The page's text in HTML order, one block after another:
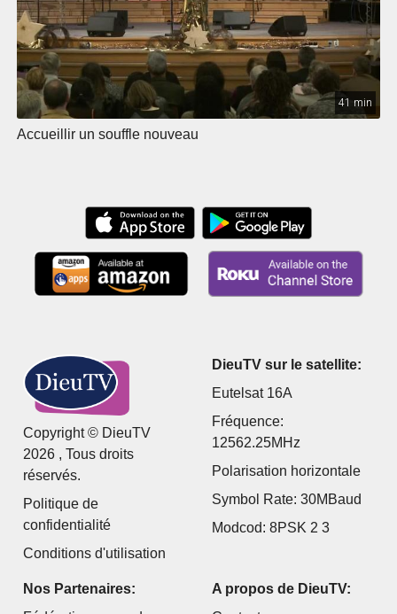
41 min
Accueillir un souffle nouveau
Copyright © DieuTV
2026 , Tous droits
réservés.
Politique de
confidentialité
Conditions d'utilisation
DieuTV sur le satellite:
Eutelsat 16A
Fréquence:
12562.25MHz
Polarisation horizontale
Symbol Rate: 30MBaud
Modcod: 8PSK 2 3
Nos Partenaires:
A propos de DieuTV: